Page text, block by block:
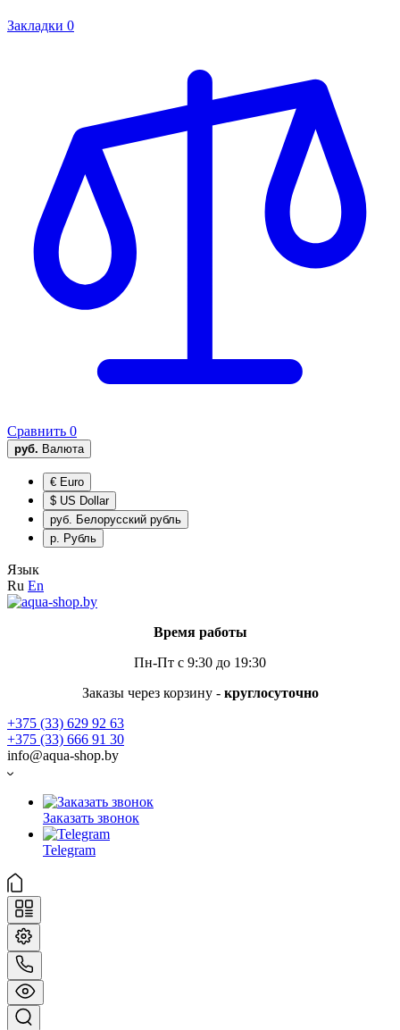
Закладки 0
Сравнить 0
руб. Валюта
€ Euro
$ US Dollar
руб. Белорусский рубль
р. Рубль
Язык
Ru En
Время работы
Пн-Пт с 9:30 до 19:30
Заказы через корзину - круглосуточно
+375 (33) 629 92 63
+375 (33) 666 91 30
info@aqua-shop.by
Заказать звонок
Telegram